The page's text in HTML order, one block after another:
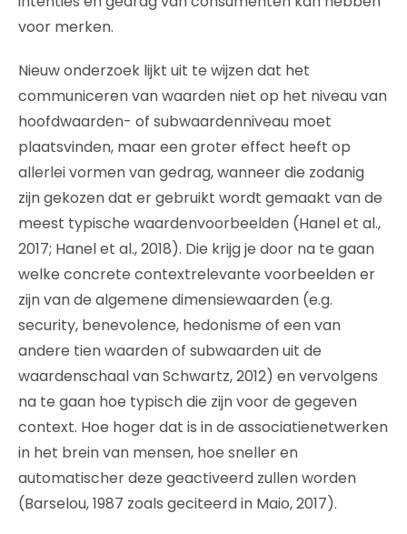
voor merken.
Nieuw onderzoek lijkt uit te wijzen dat het
communiceren van waarden niet op het niveau van
hoofdwaarden- of subwaardenniveau moet
plaatsvinden, maar een groter effect heeft op
allerlei vormen van gedrag, wanneer die zodanig
zijn gekozen dat er gebruikt wordt gemaakt van de
meest typische waardenvoorbeelden (Hanel et al.,
2017; Hanel et al., 2018). Die krijg je door na te gaan
welke concrete contextrelevante voorbeelden er
zijn van de algemene dimensiewaarden (e.g.
security, benevolence, hedonisme of een van
andere tien waarden of subwaarden uit de
waardenschaal van Schwartz, 2012) en vervolgens
na te gaan hoe typisch die zijn voor de gegeven
context. Hoe hoger dat is in de associatienetwerken
in het brein van mensen, hoe sneller en
automatischer deze geactiveerd zullen worden
(Barselou, 1987 zoals geciteerd in Maio, 2017).